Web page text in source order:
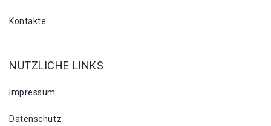
Kontakte
NÜTZLICHE LINKS
Impressum
Datenschutz